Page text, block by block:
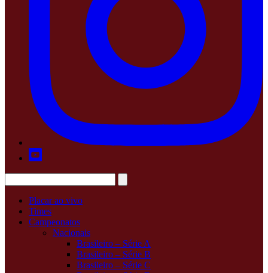
Placar ao vivo
Times
Campeonatos
Nacionais
Brasileiro – Série A
Brasileiro – Série B
Brasileiro – Série C